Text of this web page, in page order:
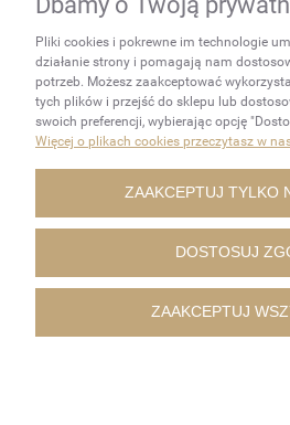
NEWSLETTER
Podaj swój adres e-mail, jeżeli
chcesz otrzymywać
informacje o nowościach i
promocjach.
ZAKUPY
MOJE
Pliki cookies i pokrewne im technologie
działanie strony i pomagają nam
potrzeb. Możesz zaakceptować
tych plików i przejść do sklepu lub
swoich preferencji, wybierając opcję
Więcej o plikach cookies przeczytasz w
ZAAKCEPTUJ TYLKO
DOSTOSUJ
ZAAKCEPTUJ